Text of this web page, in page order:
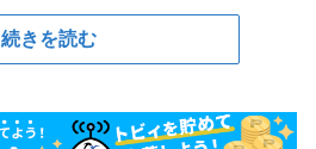
続きを読む